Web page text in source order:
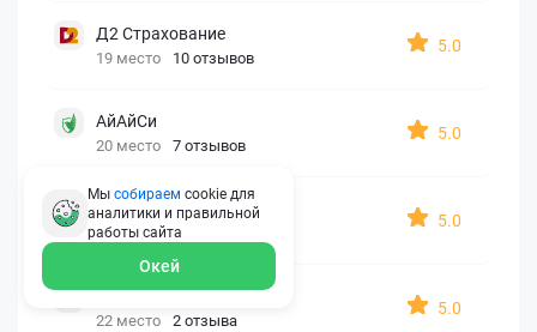
Д2 Страхование
19 место 10 отзывов
5.0
АйАйСи
20 место 7 отзывов
5.0
OxySport
21 место 6 отзывов
5.0
ERGO AXA
22 место 2 отзыва
5.0
Мы собираем cookie для
аналитики и правильной
работы сайта
Окей